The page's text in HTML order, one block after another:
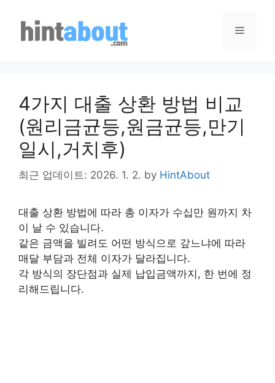
content
Menu
4가지 대출 상환 방법 비교
(원리금균등,원금균등,만기
일시,거치후)
최근 업데이트: 2026. 1. 2. by HintAbout
대출 상환 방법에 따라 총 이자가 수십만 원까지 차
이 날 수 있습니다.
같은 금액을 빌려도 어떤 방식으로 갚느냐에 따라
매달 부담과 전체 이자가 달라집니다.
각 방식의 장단점과 실제 납입금액까지, 한 번에 정
리해드립니다.